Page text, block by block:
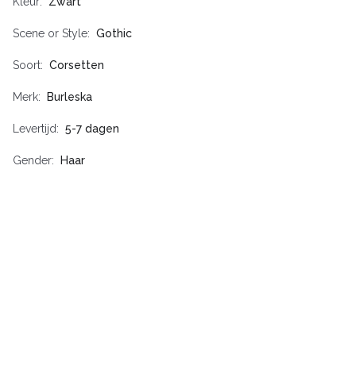
Scene or Style Gothic
Soort Corsetten
Merk Burleska
Levertijd 5-7 dagen
Gender Haar